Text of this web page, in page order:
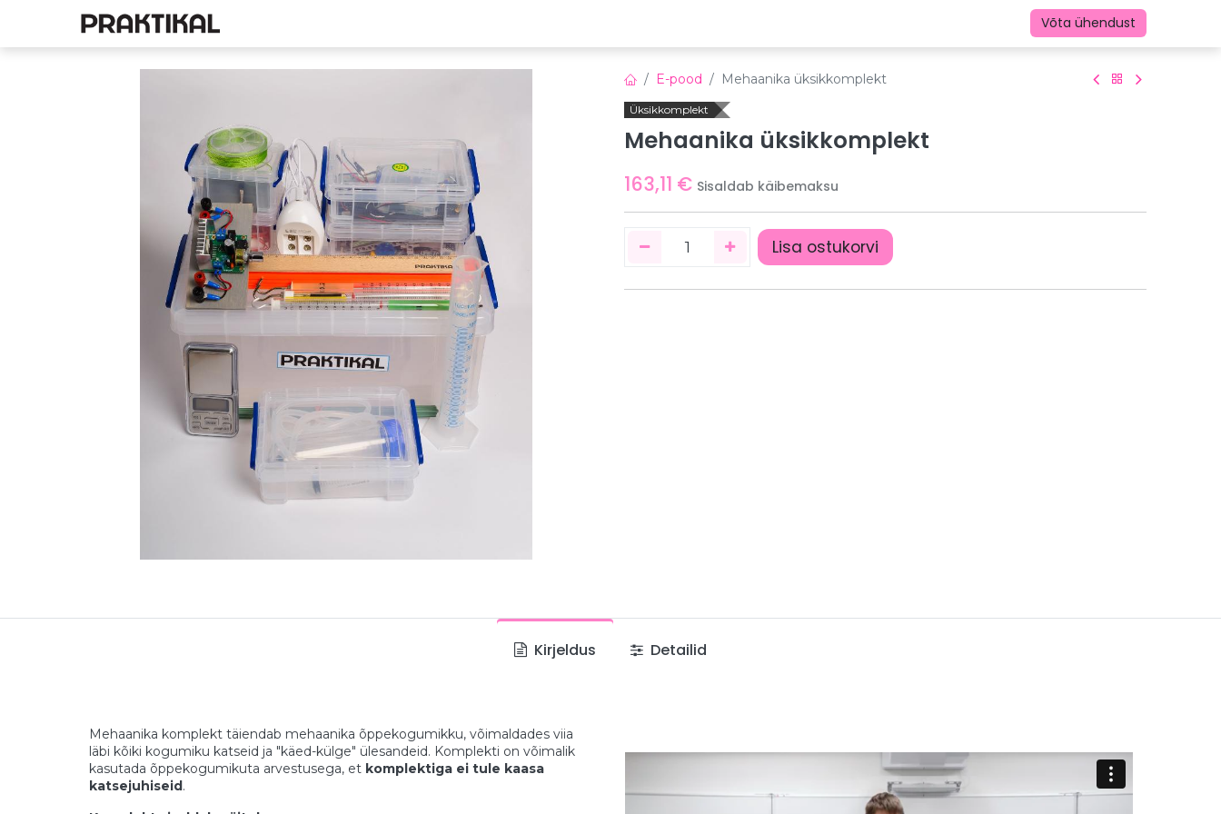
Võta ühendust
E-pood Mehaanika üksikkomplekt
Üksikkomplekt
Mehaanika üksikkomplekt
163,11 € Sisaldab käibemaksu
Lisa ostukorvi
Kirjeldus Detailid
Mehaanika komplekt täiendab mehaanika õppekogumikku, võimaldades viia
läbi kõiki kogumiku katseid ja "käed-külge" ülesandeid. Komplekti on võimalik
kasutada õppekogumikuta arvestusega, et komplektiga ei tule kaasa
katsejuhiseid.